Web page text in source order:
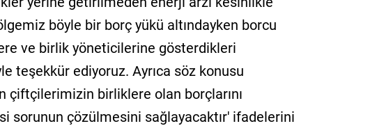
böyle bir borç yükü altındayken borcu
ve birlik yöneticilerine gösterdikleri
teşekkür ediyoruz. Ayrıca söz konusu
çiftçilerimizin birliklere olan borçlarını
sorunun çözülmesini sağlayacaktır' ifadelerini